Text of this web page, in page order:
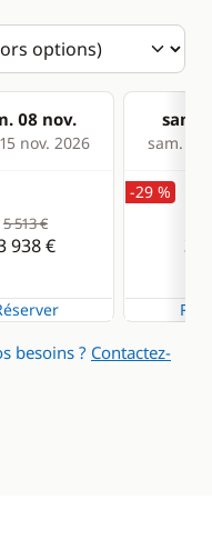
08 nov.
nov. 2026
sam.
sam. 21
5 513 €
938 €
-29 %
3
besoins ? Contactez-